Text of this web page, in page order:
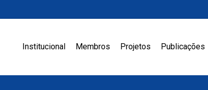
Institucional Membros Projetos Publicações